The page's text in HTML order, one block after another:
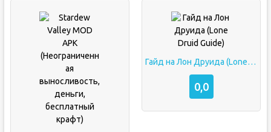
Гайд на Лон Друида (Lone Druid Guide)
0,0